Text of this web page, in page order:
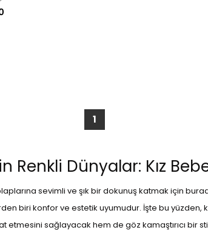
1
Renkli Dünyalar: Kız
sevimli ve şık bir dokunuş katmak için
biri konfor ve estetik uyumudur. İşte bu yüzden,
etmesini sağlayacak hem de göz kamaştırıcı bir